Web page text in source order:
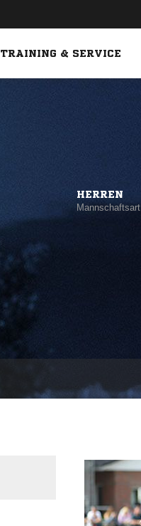
TRAINING & SERVICE
HERREN
Mannschaftsart